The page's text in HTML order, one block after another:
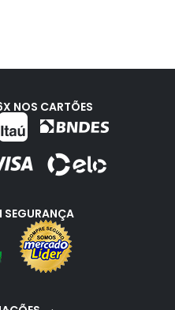
NOS CARTÕES
SEGURANÇA